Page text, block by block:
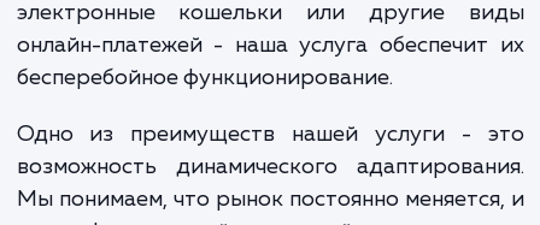
В работе над вашим сайтом мы
проверенные алгоритмы и технологии,
информации ваших клиентов. Мы
настраиваем платежные системы,
вашу специфику бизнеса и особенности